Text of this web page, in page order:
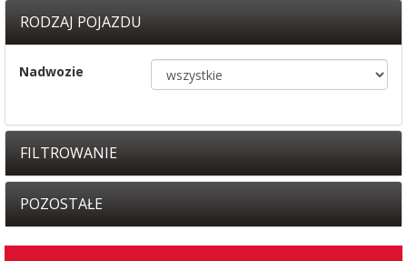
RODZAJ POJAZDU
Nadwozie
FILTROWANIE
POZOSTAŁE